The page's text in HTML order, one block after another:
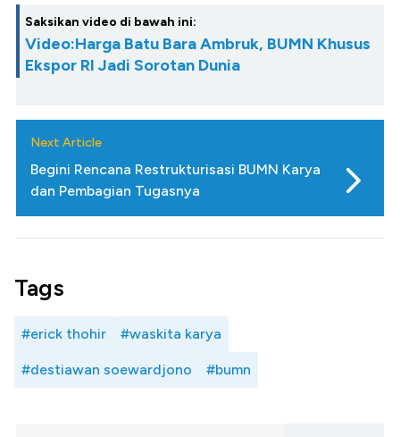
Saksikan video di bawah ini:
Video:Harga Batu Bara Ambruk, BUMN Khusus
Ekspor RI Jadi Sorotan Dunia
Next Article
Begini Rencana Restrukturisasi BUMN Karya
dan Pembagian Tugasnya
Tags
#erick thohir #waskita karya
#destiawan soewardjono #bumn